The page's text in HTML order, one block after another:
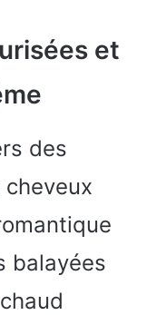
et
des
balayées